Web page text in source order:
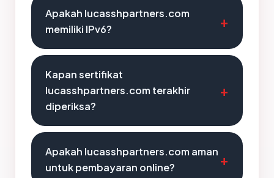
Apakah lucasshpartners.com
memiliki IPv6?
Kapan sertifikat
lucasshpartners.com terakhir
diperiksa?
Apakah lucasshpartners.com aman
untuk pembayaran online?